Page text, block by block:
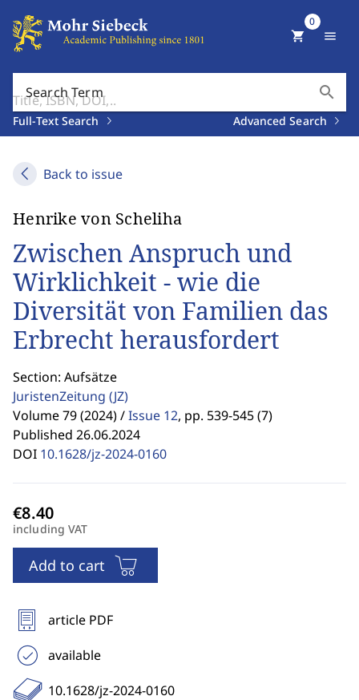
Search Term search
Full-Text Search Advanced Search
shopping_cart
0
menu
Back to issue
Henrike von Scheliha
Zwischen Anspruch und
Wirklichkeit - wie die
Diversität von Familien das
Erbrecht herausfordert
Section: Aufsätze
JuristenZeitung (JZ)
Volume 79 (2024) /Issue 12, pp. 539-545 (7)
Published 26.06.2024
DOI 10.1628/jz-2024-0160
including VAT
Add to cart
article PDF
available
10.1628/jz-2024-0160